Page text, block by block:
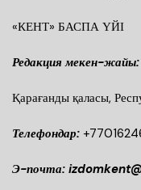
«КЕНТ» БАСПА ҮЙІ
Редакция мекен-жайы:
Қарағанды қаласы,
Телефондар:
Э-почта: